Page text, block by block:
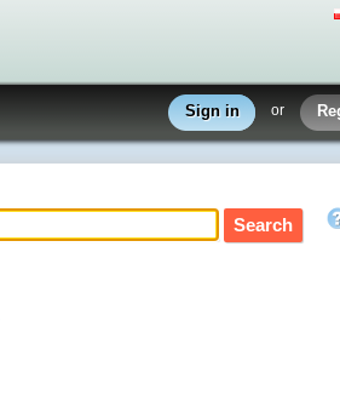
Sign in or